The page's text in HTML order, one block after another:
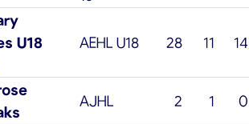
U18
AEHL U18 28 11 14
AJHL 2 1
0